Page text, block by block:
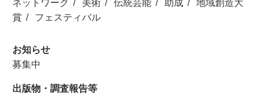
ネットワーク
美術 伝統芸能 助成
地域創造大
賞
フェスティバル
お知らせ
募集中
出版物・調査報告等